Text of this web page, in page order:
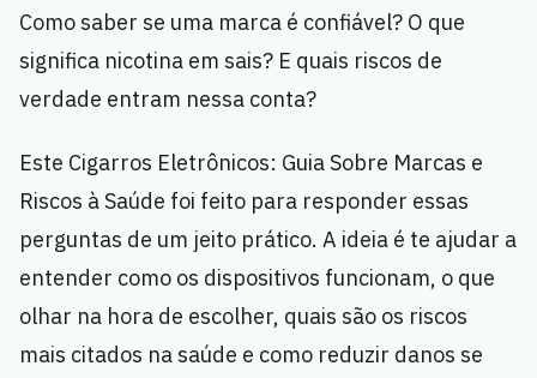
Como saber se uma marca é confiável? O que
significa nicotina em sais? E quais riscos de
verdade entram nessa conta?
Este Cigarros Eletrônicos: Guia Sobre Marcas e
Riscos à Saúde foi feito para responder essas
perguntas de um jeito prático. A ideia é te ajudar a
entender como os dispositivos funcionam, o que
olhar na hora de escolher, quais são os riscos
mais citados na saúde e como reduzir danos se